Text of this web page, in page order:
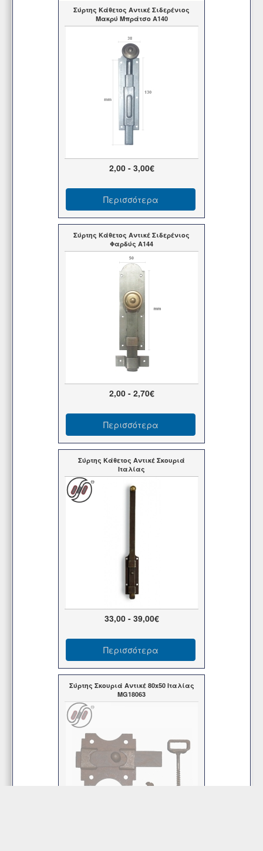
Σύρτης Κάθετος Αντικέ Σιδερένιος
Μακρύ Μπράτσο A140
2,00 - 3,00€
Περισσότερα
Σύρτης Κάθετος Αντικέ Σιδερένιος
Φαρδύς A144
2,00 - 2,70€
Περισσότερα
Σύρτης Κάθετος Αντικέ Σκουριά
Ιταλίας
33,00 - 39,00€
Περισσότερα
Σύρτης Σκουριά Αντικέ 80x50 Ιταλίας
MG18063